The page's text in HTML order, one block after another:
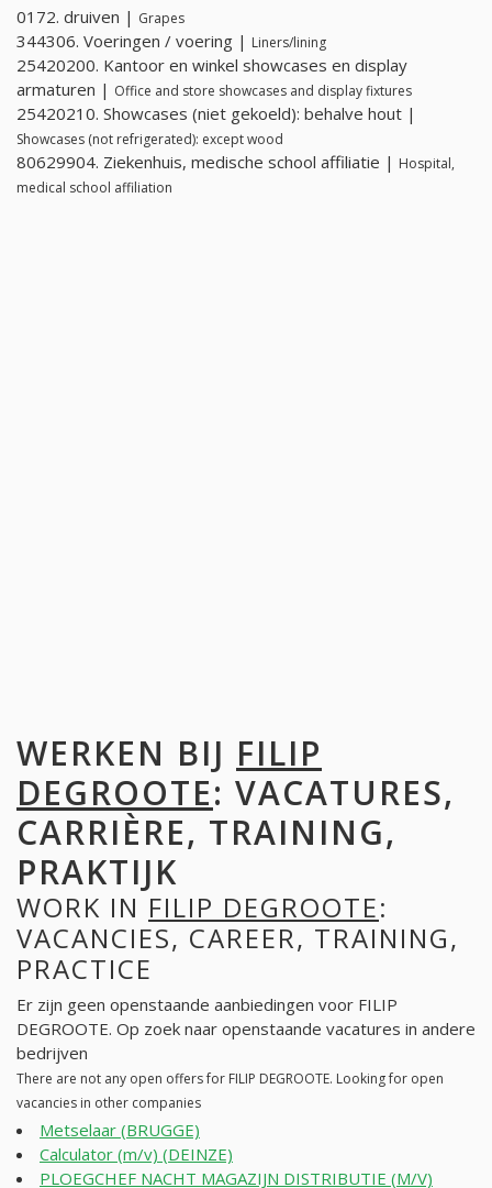
0172. druiven | Grapes
344306. Voeringen / voering | Liners/lining
25420200. Kantoor en winkel showcases en display
armaturen | Office and store showcases and display fixtures
25420210. Showcases (niet gekoeld): behalve hout |
Showcases (not refrigerated): except wood
80629904. Ziekenhuis, medische school affiliatie | Hospital,
medical school affiliation
WERKEN BIJ FILIP
DEGROOTE: VACATURES,
CARRIÈRE, TRAINING,
PRAKTIJK
WORK IN FILIP DEGROOTE:
VACANCIES, CAREER, TRAINING,
PRACTICE
Er zijn geen openstaande aanbiedingen voor FILIP
DEGROOTE. Op zoek naar openstaande vacatures in andere
bedrijven
There are not any open offers for FILIP DEGROOTE. Looking for open
vacancies in other companies
Metselaar (BRUGGE)
Calculator (m/v) (DEINZE)
PLOEGCHEF NACHT MAGAZIJN DISTRIBUTIE (M/V)